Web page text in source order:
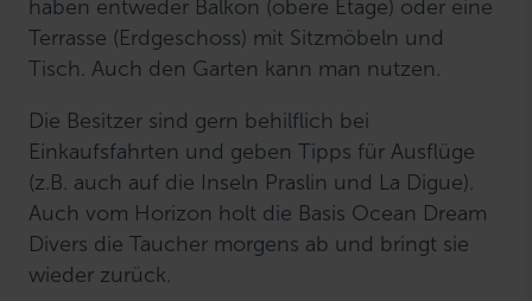
haben entweder Balkon (obere Etage) oder eine
Terrasse (Erdgeschoss) mit Sitzmöbeln und
Tisch. Auch den Garten kann man nutzen.
Die Besitzer sind gern behilflich bei
Einkaufsfahrten und geben Tipps für Ausflüge
(z.B. auch auf die Inseln Praslin und La Digue).
Auch vom Horizon holt die Basis Ocean Dream
Divers die Taucher morgens ab und bringt sie
wieder zurück.